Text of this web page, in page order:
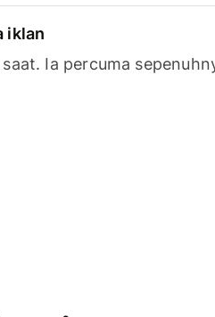
iklan
Ia percuma